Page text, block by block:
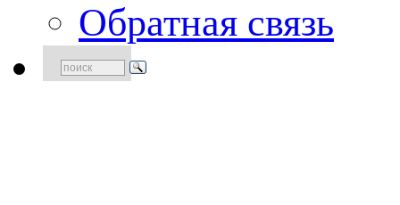
Обратная связь